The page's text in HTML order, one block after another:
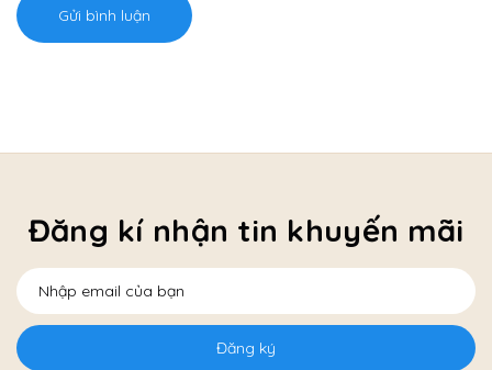
Gửi bình luận
Đăng kí nhận tin khuyến mãi
Đăng ký